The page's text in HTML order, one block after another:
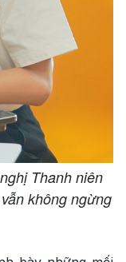
Thanh niên
không ngừng